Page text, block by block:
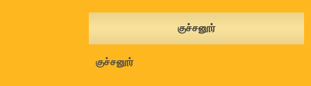
குச்சனூர்
குச்சனூர்